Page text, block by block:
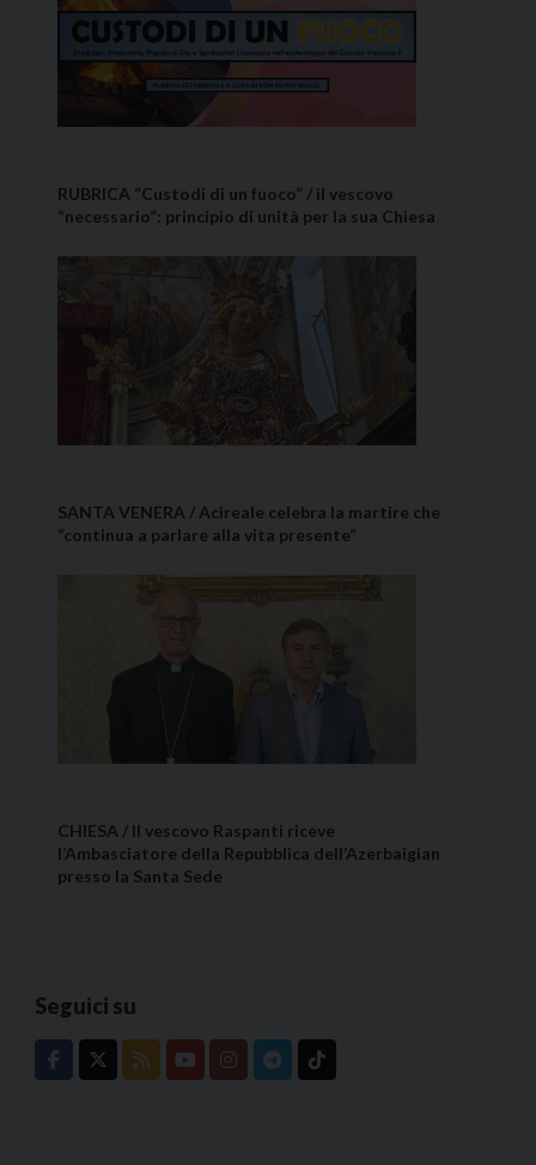
RUBRICA “Custodi di un fuoco” / il vescovo
“necessario”: principio di unità per la sua Chiesa
SANTA VENERA / Acireale celebra la martire che
“continua a parlare alla vita presente”
CHIESA / Il vescovo Raspanti riceve
l’Ambasciatore della Repubblica dell’Azerbaigian
presso la Santa Sede
Seguici su